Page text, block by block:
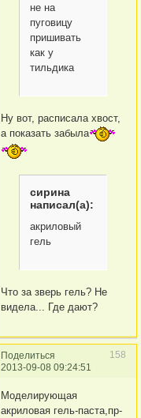
не на
пуговицу
пришивать
как у
тильдика
Ну вот, расписала хвост,
а показать забыла
сирина
написал(а):
акриловый
гель
Что за зверь гель? Не
видела... Где дают?
Поделиться
158
2013-09-08 09:24:51
Моделирующая
акриловая гель-паста,пр-